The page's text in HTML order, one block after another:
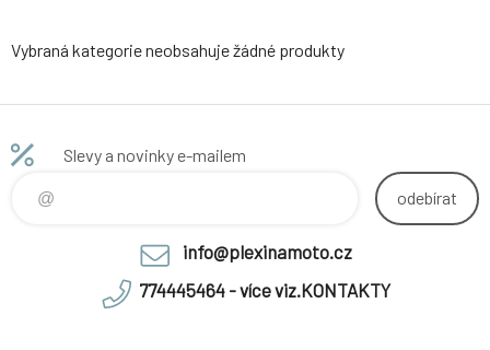
Vybraná kategorie neobsahuje žádné produkty
Slevy a novinky e-mailem
odebírat
info@plexinamoto.cz
774445464 - více viz.KONTAKTY